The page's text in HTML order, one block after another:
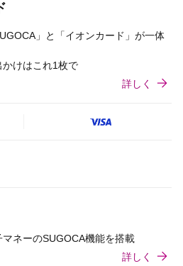
」と「イオンカード」が一体
かけはこれ1枚で
詳しく
マネーのSUGOCA機能を搭載
詳しく